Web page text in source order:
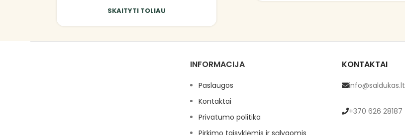
SKAITYTI TOLIAU
INFORMACIJA
Paslaugos
Kontaktai
Privatumo politika
KONTAKTAI
info@saldukas.lt
+370 626 28187